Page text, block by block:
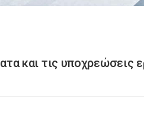
και τις υποχρεώσεις